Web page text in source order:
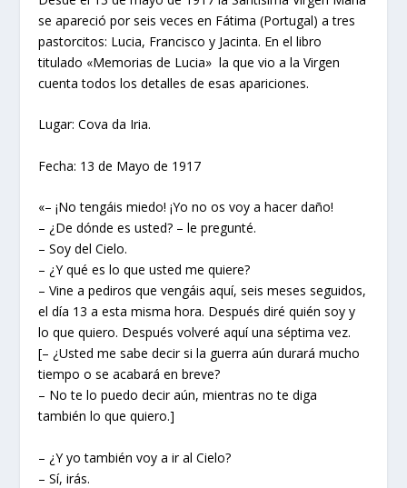
se apareció por seis veces en Fátima (Portugal) a tres
pastorcitos: Lucia, Francisco y Jacinta. En el libro
titulado «Memorias de Lucia» la que vio a la Virgen
cuenta todos los detalles de esas apariciones.
Lugar: Cova da Iria.
Fecha: 13 de Mayo de 1917
«– ¡No tengáis miedo! ¡Yo no os voy a hacer daño!
– ¿De dónde es usted? – le pregunté.
– Soy del Cielo.
– ¿Y qué es lo que usted me quiere?
– Vine a pediros que vengáis aquí, seis meses seguidos,
el día 13 a esta misma hora. Después diré quién soy y
lo que quiero. Después volveré aquí una séptima vez.
[– ¿Usted me sabe decir si la guerra aún durará mucho
tiempo o se acabará en breve?
– No te lo puedo decir aún, mientras no te diga
también lo que quiero.]
– ¿Y yo también voy a ir al Cielo?
– Sí, irás.